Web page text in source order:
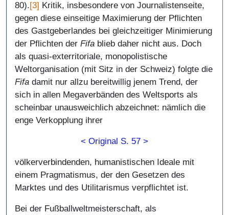
80).[3] Kritik, insbesondere von Journalistenseite,
gegen diese einseitige Maximierung der Pflichten
des Gastgeberlandes bei gleichzeitiger Minimierung
der Pflichten der Fifa blieb daher nicht aus. Doch
als quasi-exterritoriale, monopolistische
Weltorganisation (mit Sitz in der Schweiz) folgte die
Fifa damit nur allzu bereitwillig jenem Trend, der
sich in allen Megaverbänden des Weltsports als
scheinbar unausweichlich abzeichnet: nämlich die
enge Verkopplung ihrer
< Original S. 57 >
völkerverbindenden, humanistischen Ideale mit
einem Pragmatismus, der den Gesetzen des
Marktes und des Utilitarismus verpflichtet ist.
Bei der Fußballweltmeisterschaft, als